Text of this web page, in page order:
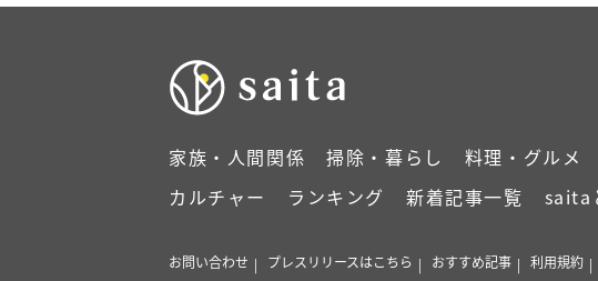
家族・人間関係 掃除・暮らし 料理・グルメ
カルチャー
ランキング 新着記事一覧 saita
お問い合わせ プレスリリースはこちら おすすめ記事 利用規約